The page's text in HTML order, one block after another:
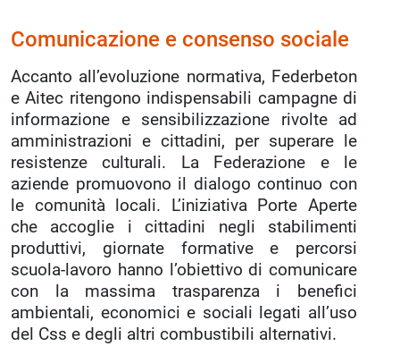
Comunicazione e consenso sociale
Accanto all’evoluzione normativa, Federbeton
e Aitec ritengono indispensabili campagne di
informazione e sensibilizzazione rivolte ad
amministrazioni e cittadini, per superare le
resistenze culturali. La Federazione e le
aziende promuovono il dialogo continuo con
le comunità locali. L’iniziativa Porte Aperte
che accoglie i cittadini negli stabilimenti
produttivi, giornate formative e percorsi
scuola-lavoro hanno l’obiettivo di comunicare
con la massima trasparenza i benefici
ambientali, economici e sociali legati all’uso
del Css e degli altri combustibili alternativi.